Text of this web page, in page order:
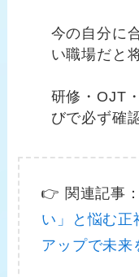
今の自分に
い職場だと
研修・OJT
びで必ず確
👉 関連記事：
い」と悩む正
アップで未来